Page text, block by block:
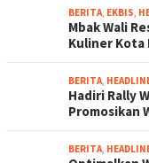
BERITA EKBIS
Mbak Wali
Kuliner Kota
BERITA
Hadiri Rally
Promosikan
BERITA